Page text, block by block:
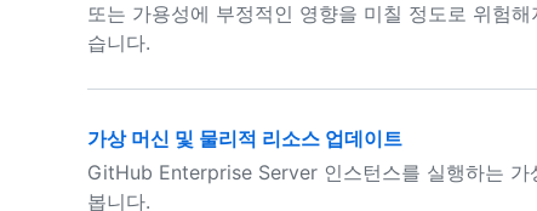
또는 가용성에 부정적인 영향을 미칠 정도로 위험
습니다.
가상 머신 및 물리적 리소스 업데이트
GitHub Enterprise Server 인스턴스를 실행하는
봅니다.